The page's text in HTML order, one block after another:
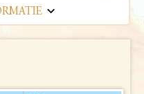
PRIJS